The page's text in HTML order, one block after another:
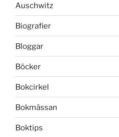
Auschwitz
Biografier
Bloggar
Böcker
Bokcirkel
Bokmässan
Boktips